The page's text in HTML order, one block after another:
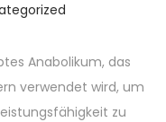
Anabolikum, das
verwendet wird, um
zu